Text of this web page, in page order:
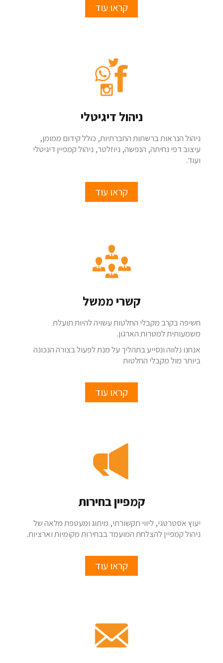
קראו עוד
ניהול דיגיטלי
ניהול הנראות ברשתות החברתיות, כולל קידום ממומן,
עיצוב דפי נחיתה, הנפשה, ניוזלטר, ניהול קמפיין דיגיטלי
ועוד.
קראו עוד
קשרי ממשל
חשיפה בקרב מקבלי החלטות עשויה להיות תועלת
משמעותית למטרות הארגון.
אנחנו נלווה ונסייע בתהליך על מנת לפעול בצורה הנכונה
ביותר מול מקבלי החלטות
קראו עוד
קמפיין בחירות
יעוץ אסטרטגי, ליווי תקשורתי, מיתוג ומעטפת מלאה של
ניהול קמפיין להצלחת המועמד בבחירות מקומיות וארציות.
קראו עוד